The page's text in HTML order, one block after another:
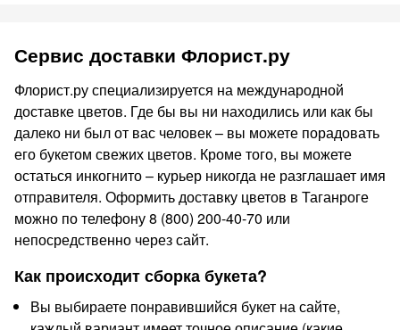
Сервис доставки Флорист.ру
Флорист.ру специализируется на международной
доставке цветов. Где бы вы ни находились или как бы
далеко ни был от вас человек – вы можете порадовать
его букетом свежих цветов. Кроме того, вы можете
остаться инкогнито – курьер никогда не разглашает имя
отправителя. Оформить доставку цветов в Таганроге
можно по телефону 8 (800) 200-40-70 или
непосредственно через сайт.
Как происходит сборка букета?
Вы выбираете понравившийся букет на сайте,